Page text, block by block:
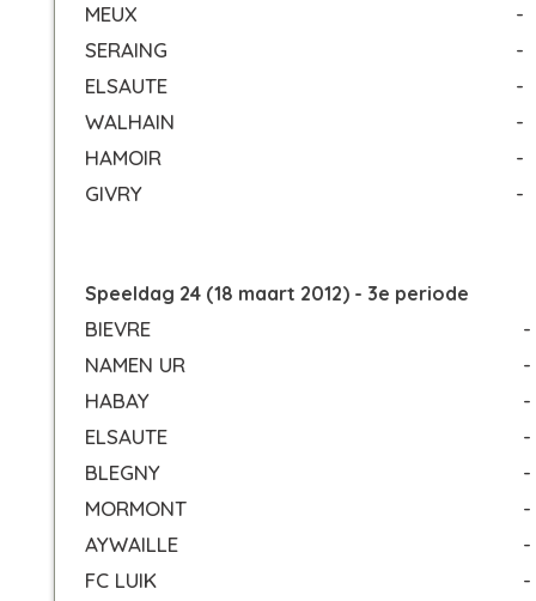
MEUX
-
SERAING
-
ELSAUTE
-
WALHAIN
-
HAMOIR
-
GIVRY
-
Speeldag 24 (18 maart 2012) - 3e periode
BIEVRE
-
NAMEN UR
-
HABAY
-
ELSAUTE
-
BLEGNY
-
MORMONT
-
AYWAILLE
-
FC LUIK
-